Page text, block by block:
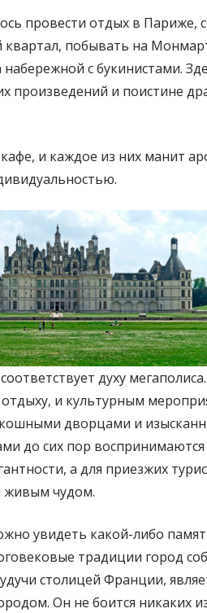
провести отдых в Париже,
квартал, побывать на
с букинистами.
произведений и поистине
и каждое из них манит
духу
и культурным
дворцами и
до сих пор воспринимаются
а для приезжих
живым чудом.
увидеть какой-либо
традиции город
столицей Франции,
Он не боится никаких